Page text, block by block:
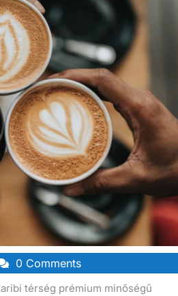
0 Comments
térség prémium minőségű